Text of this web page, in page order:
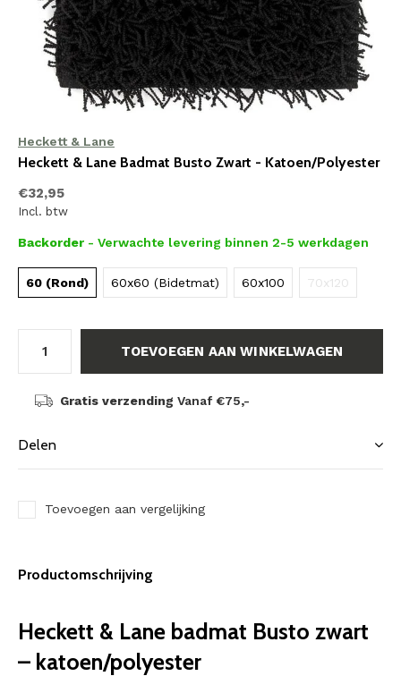
Heckett & Lane
Heckett & Lane Badmat Busto Zwart - Katoen/Polyester
€32,95
Incl. btw
Backorder - Verwachte levering binnen 2-5 werkdagen
60 (Rond) 60x60 (Bidetmat) 60x100 70x120
TOEVOEGEN AAN WINKELWAGEN
Gratis verzending Vanaf €75,-
Delen
Toevoegen aan vergelijking
Productomschrijving
Heckett & Lane badmat Busto zwart
– katoen/polyester